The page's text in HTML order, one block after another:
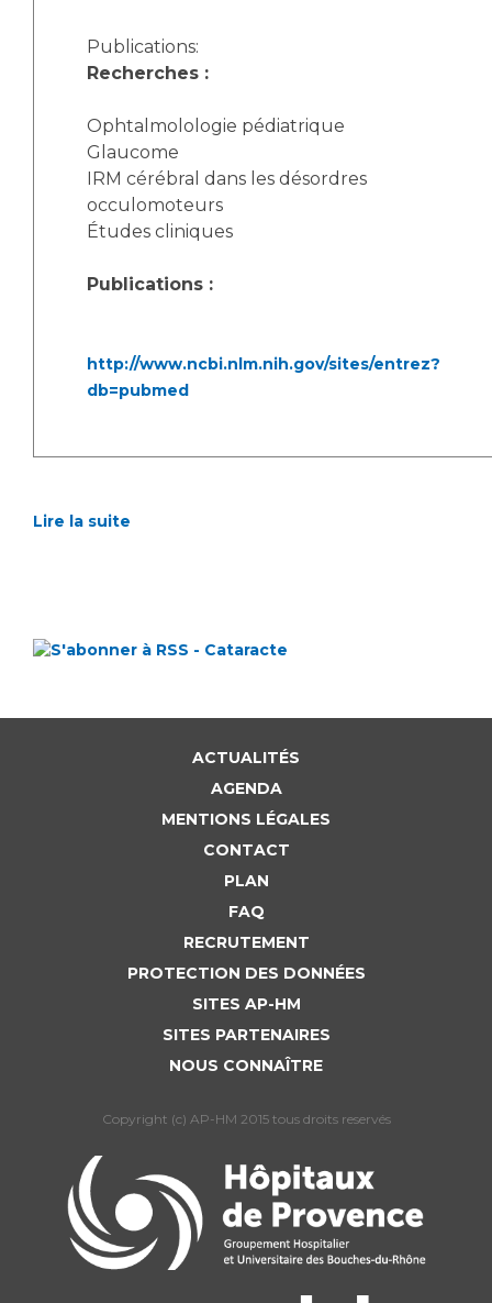
Publications:
Recherches :
Ophtalmolologie pédiatrique
Glaucome
IRM cérébral dans les désordres
occulomoteurs
Études cliniques
Publications :
http://www.ncbi.nlm.nih.gov/sites/entrez?
db=pubmed
Lire la suite
ACTUALITÉS
AGENDA
MENTIONS LÉGALES
CONTACT
PLAN
FAQ
RECRUTEMENT
PROTECTION DES DONNÉES
SITES AP-HM
SITES PARTENAIRES
NOUS CONNAÎTRE
Copyright (c) AP-HM 2015 tous droits reservés